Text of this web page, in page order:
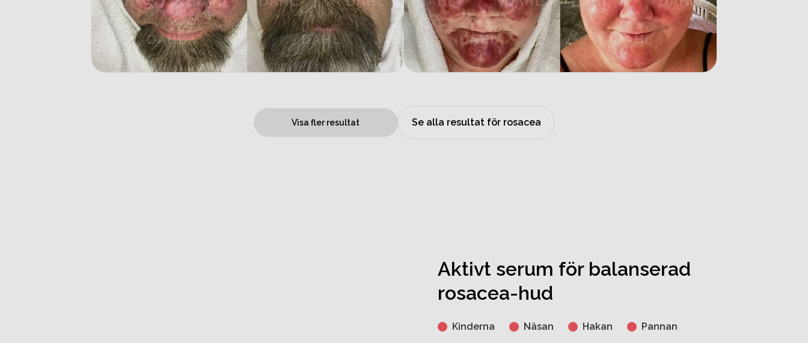
Visa fler resultat Se alla resultat för rosacea
Aktivt serum för balanserad
rosacea-hud
Kinderna Näsan Hakan Pannan